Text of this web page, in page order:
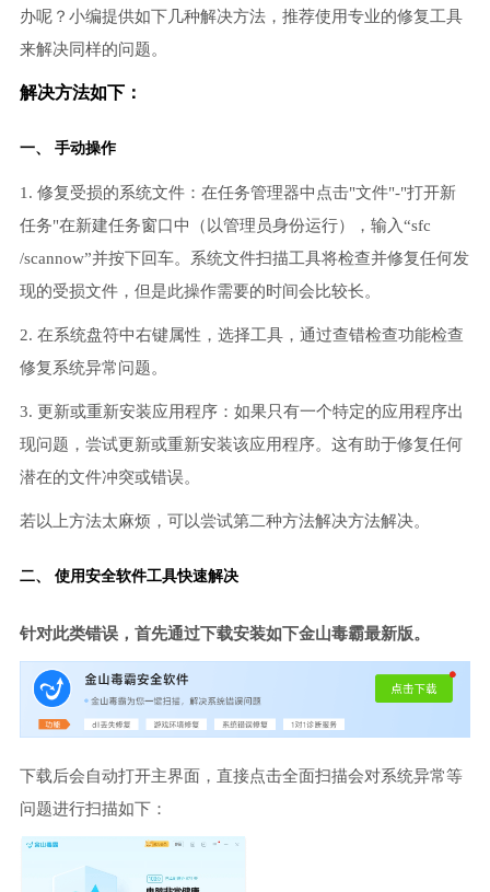
办呢？小编提供如下几种解决方法，推荐使用专业的修复工具
来解决同样的问题。
解决方法如下：
一、 手动操作
1. 修复受损的系统文件：在任务管理器中点击"文件"-"打开新
任务"在新建任务窗口中（以管理员身份运行），输入“sfc
/scannow”并按下回车。系统文件扫描工具将检查并修复任何发
现的受损文件，但是此操作需要的时间会比较长。
2. 在系统盘符中右键属性，选择工具，通过查错检查功能检查
修复系统异常问题。
3. 更新或重新安装应用程序：如果只有一个特定的应用程序出
现问题，尝试更新或重新安装该应用程序。这有助于修复任何
潜在的文件冲突或错误。
若以上方法太麻烦，可以尝试第二种方法解决方法解决。
二、 使用安全软件工具快速解决
针对此类错误，首先通过下载安装如下金山毒霸最新版。
下载后会自动打开主界面，直接点击全面扫描会对系统异常等
问题进行扫描如下：